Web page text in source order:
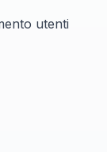
utenti